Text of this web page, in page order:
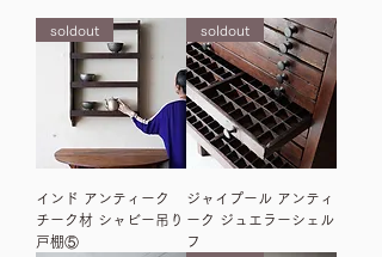
soldout
インド アンティーク
チーク材 シャビー吊り
戸棚⑤
soldout
ジャイプール アンティ
ーク ジュエラーシェル
フ